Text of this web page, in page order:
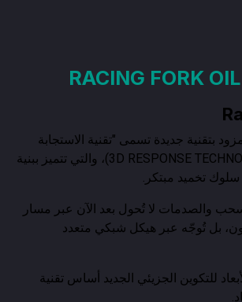
RACING FORK
بتقنية جديدة تسمى "تقنية الاستجابة
ثلاثية الأبعاد" (3D RESPONSE TECHNOLOGY)، والتي تتميز ببنية
تخميد مبتكر.
والصدمات لا تُحول بعد الآن عبر مسار
بل تُوجّه عبر هيكل شبكي متعدد
للتكوين الجزيئي الجديد أساس تقنية